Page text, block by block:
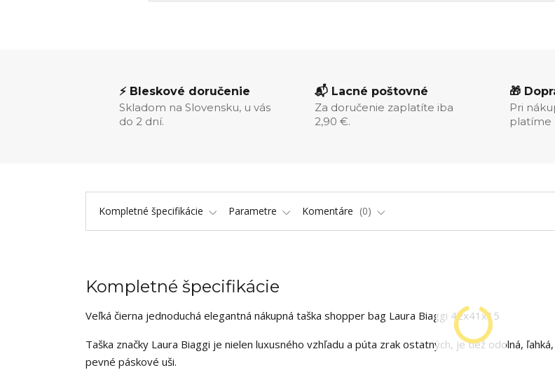
⚡ Bleskové doručenie
Skladom na Slovensku, u vás
do 2 dní.
📬 Lacné poštovné
Za doručenie zaplatíte iba
2,90 €.
🎁
Pri
platíme
Kompletné špecifikácie Parametre Komentáre 0
Kompletné špecifikácie
Veľká čierna jednoduchá elegantná nákupná taška shopper bag Laura Biaggi 42x41x15
Taška značky Laura Biaggi je nielen luxusného vzhľadu a púta zrak ostatných, je tiež odolná,
pevné páskové uši.